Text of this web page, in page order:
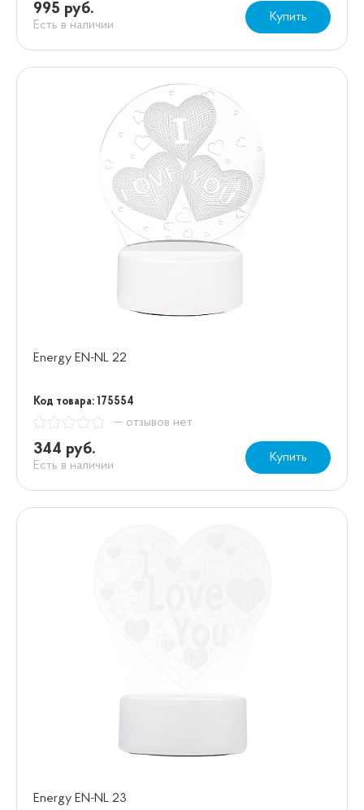
995 руб.
Есть в наличии
Купить
Energy EN-NL 22
Код товара: 175554
— отзывов нет
344 руб.
Есть в наличии
Купить
Energy EN-NL 23